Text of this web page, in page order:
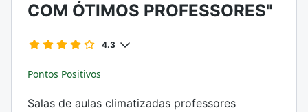
COM ÓTIMOS PROFESSORES"
4.3
Pontos Positivos
Salas de aulas climatizadas professores